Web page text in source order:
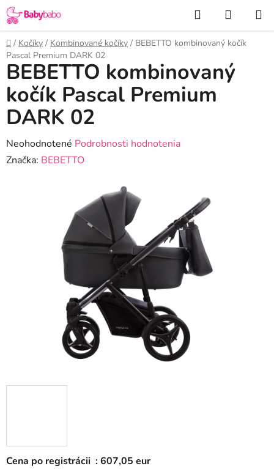
Prejsť
na
obsah
Hľadať
KOŠÍK
Domov
/ Kočíky / Kombinované kočíky / BEBETTO kombinovaný kočík
Pascal Premium DARK 02
Cena po registrácii : 607,05 eur
BEBETTO kombinovaný
kočík Pascal Premium
DARK 02
Priemerné
hodnotenie
Neohodnotené Podrobnosti hodnotenia
Značka: BEBETTO